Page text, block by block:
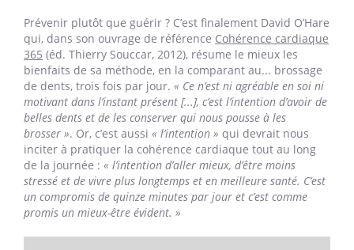
Prévenir plutôt que guérir ? C’est finalement David O’Hare
qui, dans son ouvrage de référence Cohérence cardiaque
365 (éd. Thierry Souccar, 2012), résume le mieux les
bienfaits de sa méthode, en la comparant au... brossage
de dents, trois fois par jour. « Ce n’est ni agréable en soi ni
motivant dans l’instant présent [...], c’est l’intention d’avoir de
belles dents et de les conserver qui nous pousse à les
brosser ». Or, c’est aussi « l’intention » qui devrait nous
inciter à pratiquer la cohérence cardiaque tout au long
de la journée : « l’intention d’aller mieux, d’être moins
stressé et de vivre plus longtemps et en meilleure santé. C’est
un compromis de quinze minutes par jour et c’est comme
promis un mieux-être évident. »